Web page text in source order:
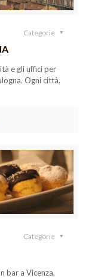
Categorie
e gli uffici per
Ogni città,
Categorie
bar a Vicenza,